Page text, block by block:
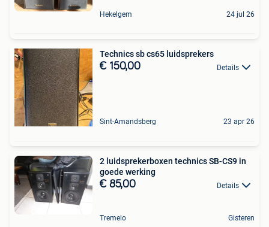
Hekelgem 24 jul 26
Technics sb cs65 luidsprekers
€ 150,00 Details
Sint-Amandsberg 23 apr 26
2 luidsprekerboxen technics SB-CS9 in
goede werking
€ 85,00 Details
Tremelo Gisteren